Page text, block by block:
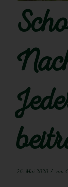
26. Mai 2020 / von